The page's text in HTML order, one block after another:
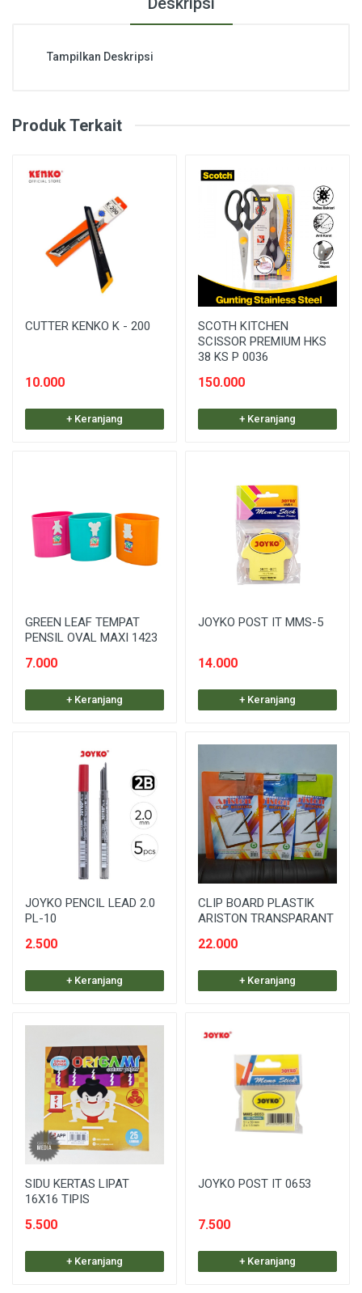
Tampilkan Deskripsi
Produk Terkait
CUTTER KENKO K - 200
10.000
+ Keranjang
SCOTH KITCHEN
SCISSOR PREMIUM HKS
38 KS P 0036
150.000
+ Keranjang
GREEN LEAF TEMPAT
PENSIL OVAL MAXI 1423
7.000
+ Keranjang
JOYKO POST IT MMS-5
14.000
+ Keranjang
JOYKO PENCIL LEAD 2.0
PL-10
2.500
+ Keranjang
CLIP BOARD PLASTIK
ARISTON TRANSPARANT
22.000
+ Keranjang
SIDU KERTAS LIPAT
16X16 TIPIS
5.500
+ Keranjang
JOYKO POST IT 0653
7.500
+ Keranjang